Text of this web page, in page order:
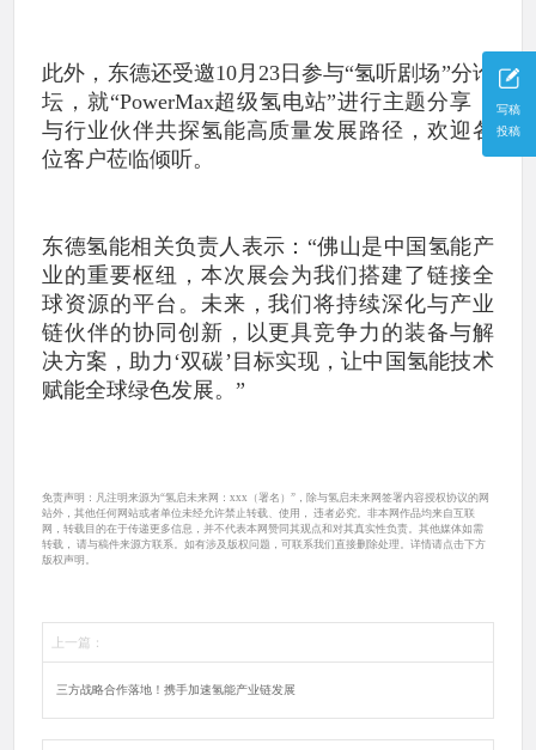
写稿
投稿
此外，东德还受邀10月23日参与“氢听剧场”分论
坛，就“PowerMax超级氢电站”进行主题分享，
与行业伙伴共探氢能高质量发展路径，欢迎各
位客户莅临倾听。
东德氢能相关负责人表示：“佛山是中国氢能产
业的重要枢纽，本次展会为我们搭建了链接全
球资源的平台。未来，我们将持续深化与产业
链伙伴的协同创新，以更具竞争力的装备与解
决方案，助力‘双碳’目标实现，让中国氢能技术
赋能全球绿色发展。”
免责声明：凡注明来源为“氢启未来网：xxx（署名）”，除与氢启未来网签署内容授权协议的网
站外，其他任何网站或者单位未经允许禁止转载、使用， 违者必究。非本网作品均来自互联
网，转载目的在于传递更多信息，并不代表本网赞同其观点和对其真实性负责。其他媒体如需
转载， 请与稿件来源方联系。如有涉及版权问题，可联系我们直接删除处理。详情请点击下方
版权声明。
上一篇：
三方战略合作落地！携手加速氢能产业链发展